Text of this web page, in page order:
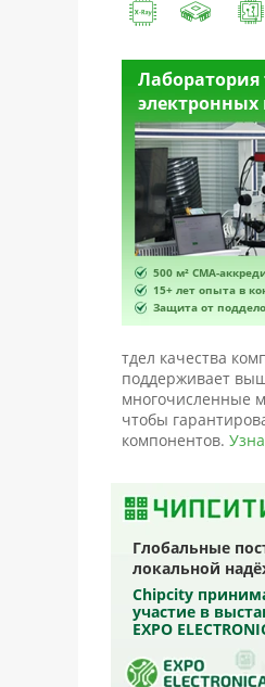
Лаборатория
электронных
500 м² CMA-
15+ лет опыта в
Защита от подделок по
тдел качества
поддерживает
многочисленные
чтобы
компонентов.
Глобальные
локальной
Chipcity
участие в
EXPO